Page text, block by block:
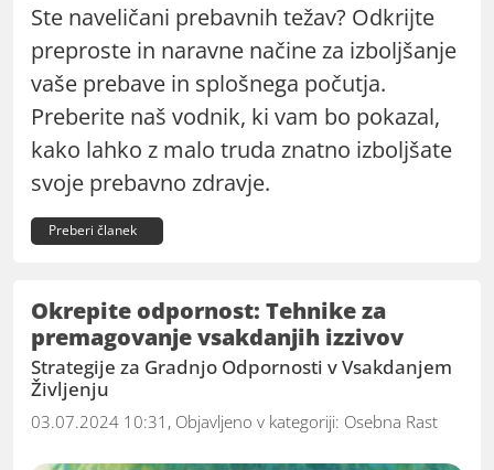
Ste naveličani prebavnih težav? Odkrijte
preproste in naravne načine za izboljšanje
vaše prebave in splošnega počutja.
Preberite naš vodnik, ki vam bo pokazal,
kako lahko z malo truda znatno izboljšate
svoje prebavno zdravje.
Preberi članek
Okrepite odpornost: Tehnike za
premagovanje vsakdanjih izzivov
Strategije za Gradnjo Odpornosti v Vsakdanjem
Življenju
03.07.2024 10:31, Objavljeno v kategoriji: Osebna Rast